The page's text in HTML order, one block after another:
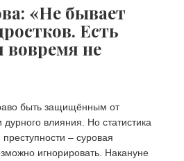
«Не бывает
Есть
вовремя не
быть защищённым от
влияния. Но статистика
– суровая
игнорировать. Накануне